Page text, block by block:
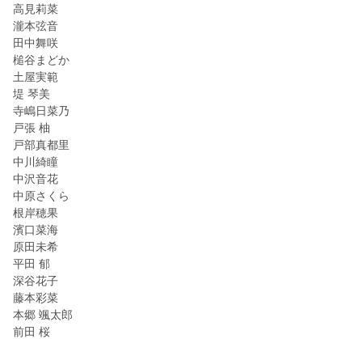
高見莉菜
瀧本弦音
田中舞咲
槌谷まどか
土屋実範
堤 琴美
寺嶋日菜乃
戸張 柚
戸部真都里
中川綺瞳
中沢音花
中原さくら
根岸穂果
濱口菜海
原田未希
平田 郁
深谷花子
藤本彩菜
本郷 颯太郎
前田 桜